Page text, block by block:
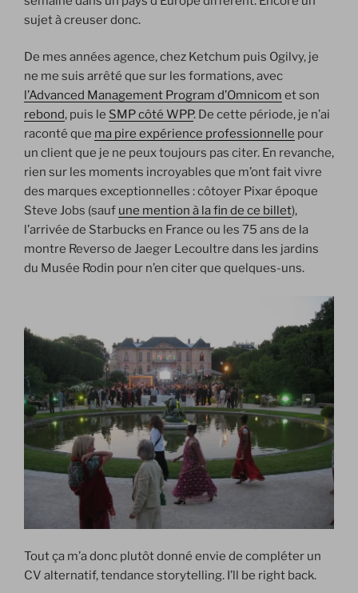
sujet à creuser donc.
De mes années agence, chez Ketchum puis Ogilvy, je
ne me suis arrêté que sur les formations, avec
l’Advanced Management Program d’Omnicom et son
rebond, puis le SMP côté WPP. De cette période, je n’ai
raconté que ma pire expérience professionnelle pour
un client que je ne peux toujours pas citer. En revanche,
rien sur les moments incroyables que m’ont fait vivre
des marques exceptionnelles : côtoyer Pixar époque
Steve Jobs (sauf une mention à la fin de ce billet),
l’arrivée de Starbucks en France ou les 75 ans de la
montre Reverso de Jaeger Lecoultre dans les jardins
du Musée Rodin pour n’en citer que quelques-uns.
Tout ça m’a donc plutôt donné envie de compléter un
CV alternatif, tendance storytelling. I’ll be right back.